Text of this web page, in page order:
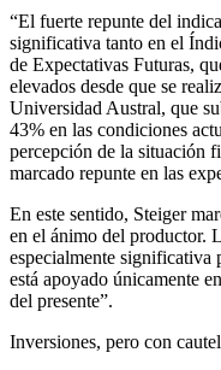
“El fuerte repunte del
significativa tanto en el
de Expectativas Futuras,
elevados desde que se
Universidad Austral, que
43% en las condiciones
percepción de la situación
marcado repunte en las
En este sentido, Steiger
en el ánimo del productor.
especialmente significativa
está apoyado únicamente
del presente”.
Inversiones, pero con